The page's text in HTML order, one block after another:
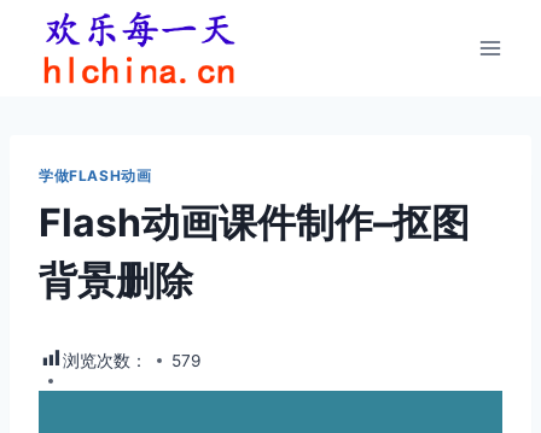
学做FLASH动画
Flash动画课件制作–抠图
背景删除
浏览次数： 579